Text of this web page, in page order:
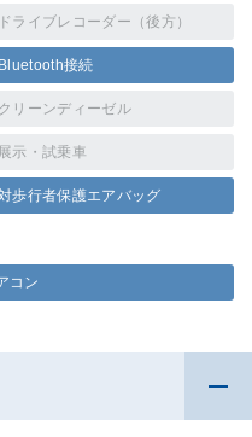
ドライブレコーダー（後方）
Bluetooth接続
クリーンディーゼル
展示・試乗車
歩行者保護エアバッグ
コン